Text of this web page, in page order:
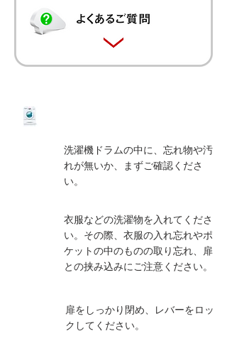
洗濯機ドラムの中に、忘れ物や汚
れが無いか、まずご確認くださ
い。
衣服などの洗濯物を入れてくださ
い。その際、衣服の入れ忘れやポ
ケットの中のものの取り忘れ、扉
との挟み込みにご注意ください。
扉をしっかり閉め、レバーをロッ
クしてください。